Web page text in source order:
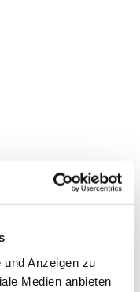
Anzeigen zu
Medien anbieten
/